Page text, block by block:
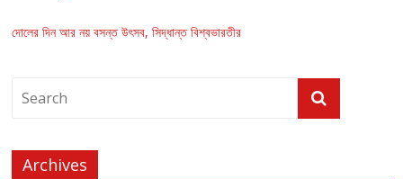
দোলের দিন আর নয় বসন্ত উৎসব, সিদ্ধান্ত বিশ্বভারতীর
Archives